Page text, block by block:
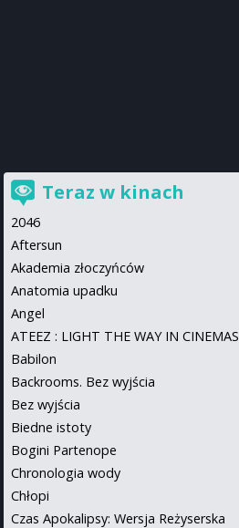
Teraz w kinach
2046
Aftersun
Akademia złoczyńców
Anatomia upadku
Angel
ATEEZ : LIGHT THE WAY IN CINEMAS
Babilon
Backrooms. Bez wyjścia
Bez wyjścia
Biedne istoty
Bogini Partenope
Chronologia wody
Chłopi
Czas Apokalipsy: Wersja Reżyserska